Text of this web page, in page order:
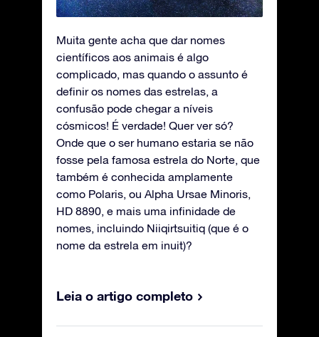
Muita gente acha que dar nomes
científicos aos animais é algo
complicado, mas quando o assunto é
definir os nomes das estrelas, a
confusão pode chegar a níveis
cósmicos! É verdade! Quer ver só?
Onde que o ser humano estaria se não
fosse pela famosa estrela do Norte, que
também é conhecida amplamente
como Polaris, ou Alpha Ursae Minoris,
HD 8890, e mais uma infinidade de
nomes, incluindo Niiqirtsuitiq (que é o
nome da estrela em inuit)?
Leia o artigo completo